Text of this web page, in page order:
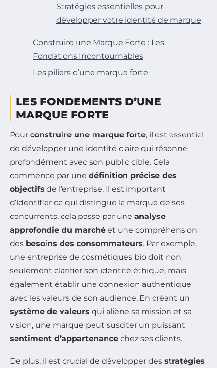
Stratégies essentielles pour
développer votre identité de marque
Construire une Marque Forte : Les
Fondations Incontournables
Les piliers d’une marque forte
LES FONDEMENTS D’UNE
MARQUE FORTE
Pour construire une marque forte, il est essentiel
de développer une identité claire qui résonne
profondément avec son public cible. Cela
commence par une définition précise des
objectifs de l’entreprise. Il est important
d’identifier ce qui distingue la marque de ses
concurrents, cela passe par une analyse
approfondie du marché et une compréhension
des besoins des consommateurs. Par exemple,
une entreprise de cosmétiques bio doit non
seulement clarifier son identité éthique, mais
également établir une connexion authentique
avec les valeurs de son audience. En créant un
système de valeurs qui aliène sa mission et sa
vision, une marque peut susciter un puissant
sentiment d’appartenance chez ses clients.
De plus, il est crucial de développer des stratégies